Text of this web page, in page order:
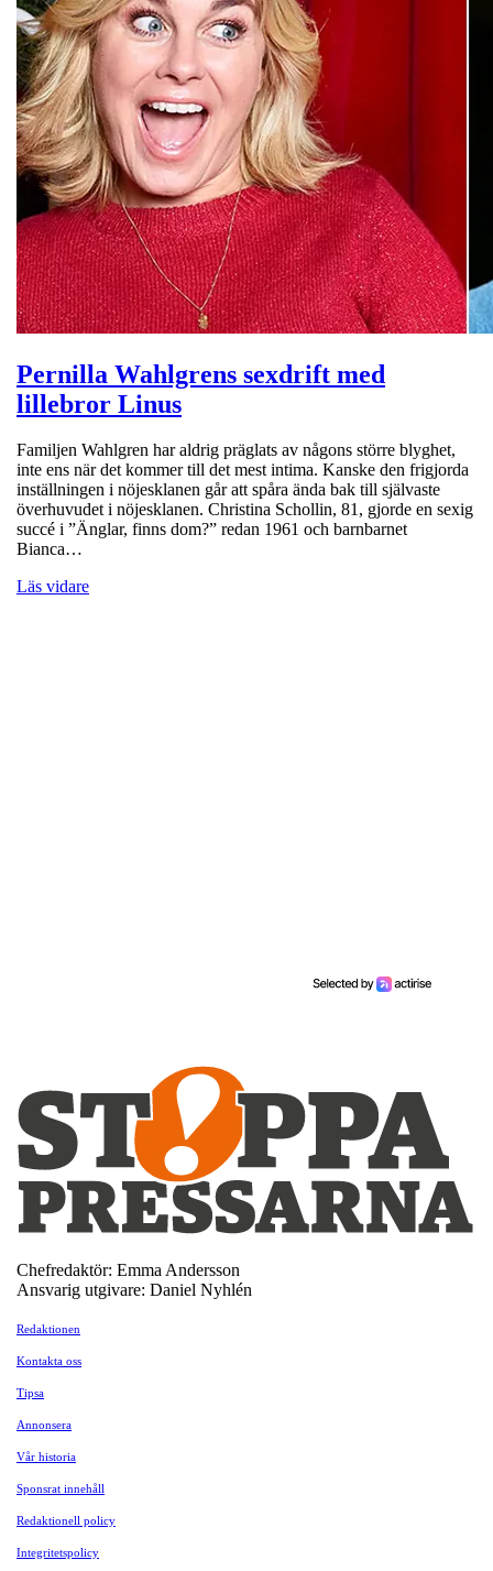
Pernilla Wahlgrens sexdrift med
lillebror Linus
Familjen Wahlgren har aldrig präglats av någons större blyghet,
inte ens när det kommer till det mest intima. Kanske den frigjorda
inställningen i nöjesklanen går att spåra ända bak till självaste
överhuvudet i nöjesklanen. Christina Schollin, 81, gjorde en sexig
succé i ”Änglar, finns dom?” redan 1961 och barnbarnet
Bianca…
Läs vidare
Chefredaktör: Emma Andersson
Ansvarig utgivare: Daniel Nyhlén
Redaktionen
Kontakta oss
Tipsa
Annonsera
Vår historia
Sponsrat innehåll
Redaktionell policy
Integritetspolicy